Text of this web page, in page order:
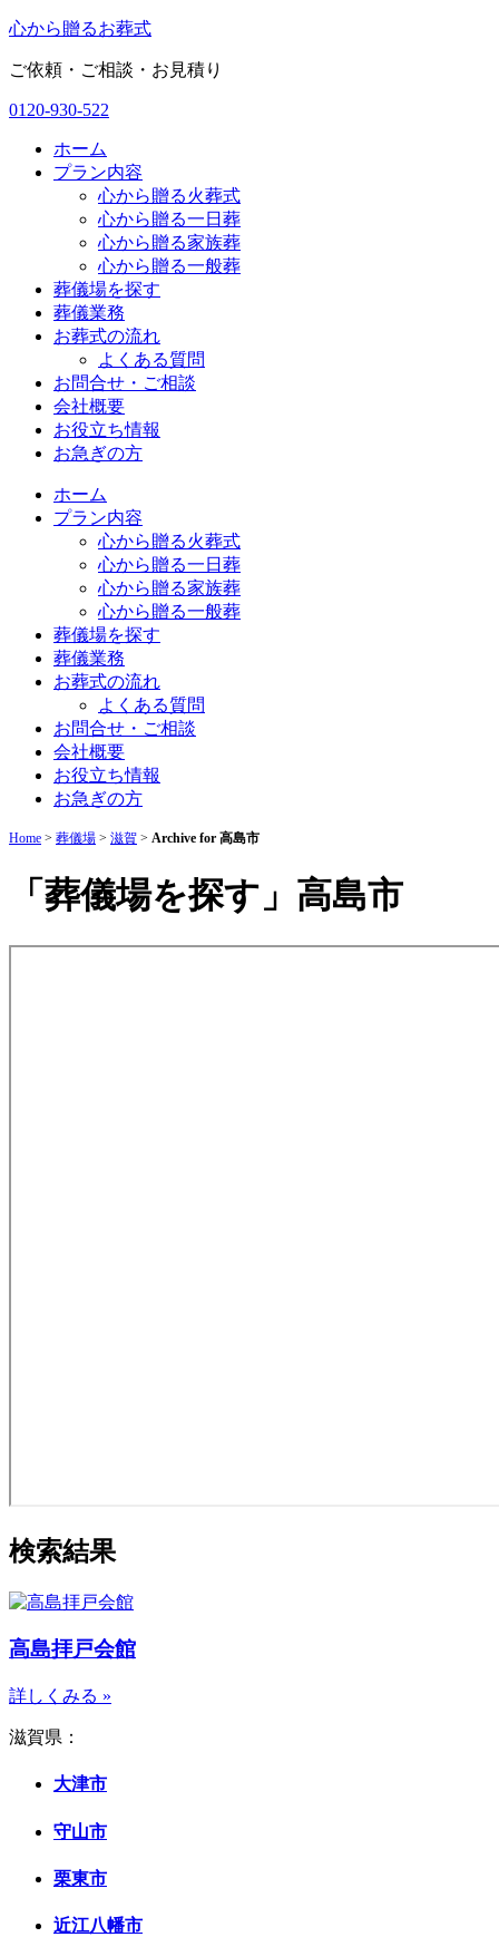
コ
テ
ツ
心から贈るお葬式
ご依頼・ご相談・お見積り
0120-930-522
ホーム
プラン内容
心から贈る火葬式
心から贈る一日葬
心から贈る家族葬
心から贈る一般葬
葬儀場を探す
葬儀業務
お葬式の流れ
よくある質問
お問合せ・ご相談
会社概要
お役立ち情報
お急ぎの方
ホーム
プラン内容
心から贈る火葬式
心から贈る一日葬
心から贈る家族葬
心から贈る一般葬
葬儀場を探す
葬儀業務
お葬式の流れ
よくある質問
お問合せ・ご相談
会社概要
お役立ち情報
お急ぎの方
Home > 葬儀場 > 滋賀 > Archive for 高島市
「葬儀場を探す」高島市
検索結果
高島拝戸会館
詳しくみる »
滋賀県：
大津市
守山市
栗東市
近江八幡市